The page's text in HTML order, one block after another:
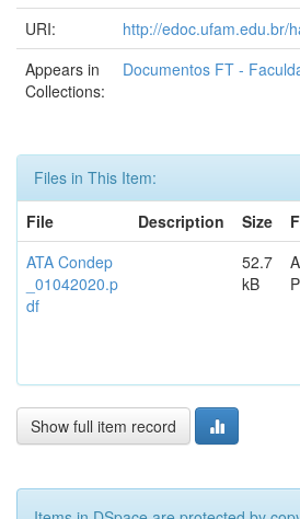
URI:
http://edoc.ufam.edu.br/
Appears in
Collections:
Documentos FT -
Files in This Item:
File
Description Size
ATA Condep
_01042020.p
df
52.7
kB
Show full item record